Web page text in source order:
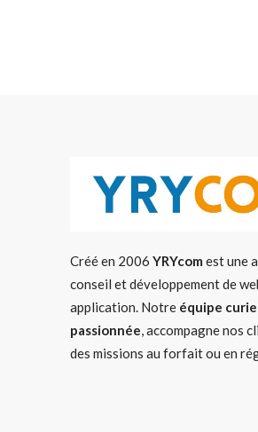
Créé en 2006 YRYcom est une
conseil et développement de
application. Notre équipe
passionnée, accompagne nos
des missions au forfait ou en